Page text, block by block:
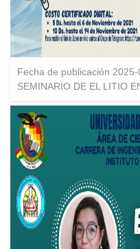
Fecha de publicación
SEMINARIO DE EL LITIO